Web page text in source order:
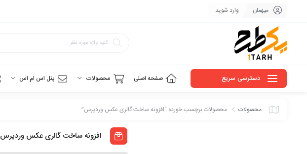
میهمان وارد شوید
دسترسی سریع صفحه اصلی محصولات پنل اس ام اس
محصولات محصولات برچسب خورده “افزونه ساخت گالری عکس وردپرس”
افزونه ساخت گالری عکس وردپرس